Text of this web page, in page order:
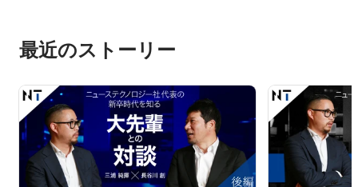
最近のストーリー